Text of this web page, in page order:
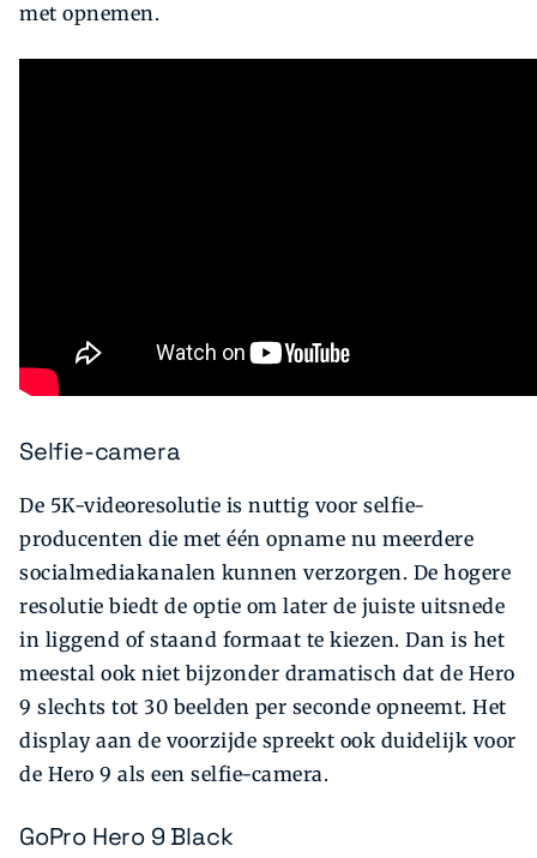
met opnemen.
Selfie-camera
De 5K-videoresolutie is nuttig voor selfie-
producenten die met één opname nu meerdere
socialmediakanalen kunnen verzorgen. De hogere
resolutie biedt de optie om later de juiste uitsnede
in liggend of staand formaat te kiezen. Dan is het
meestal ook niet bijzonder dramatisch dat de Hero
9 slechts tot 30 beelden per seconde opneemt. Het
display aan de voorzijde spreekt ook duidelijk voor
de Hero 9 als een selfie-camera.
GoPro Hero 9 Black